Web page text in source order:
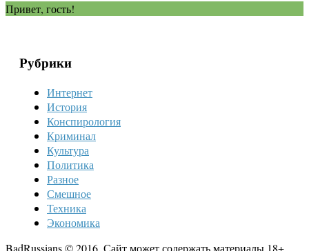
Привет, гость!
Рубрики
Интернет
История
Конспирология
Криминал
Культура
Политика
Разное
Смешное
Техника
Экономика
BadRussians © 2016. Сайт может содержать материалы 18+